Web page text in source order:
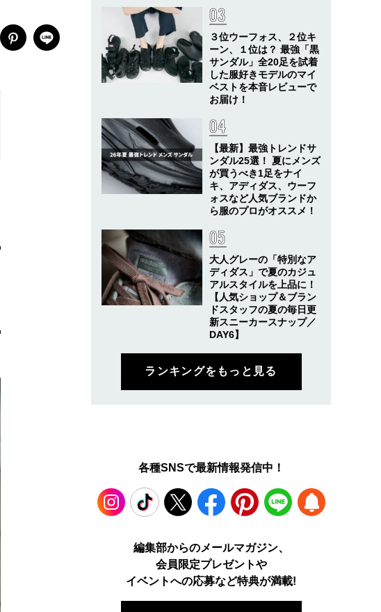
３位ウーフォス、２位キ
ーン、１位は？ 最強「黒
サンダル」全20足を試着
した服好きモデルのマイ
ベストを本音レビューで
お届け！
【最新】最強トレンドサ
ンダル25選！ 夏にメンズ
が買うべき1足をナイ
キ、アディダス、ウーフ
ォスなど人気ブランドか
ら服のプロがオススメ！
大人グレーの「特別なア
ディダス」で夏のカジュ
アルスタイルを上品に！
【人気ショップ＆ブラン
ドスタッフの夏の毎日更
新スニーカースナップ／
DAY6】
ランキングをもっと見る
各種SNSで最新情報発信中！
TikTok Facebook Pinterest LINE
編集部からのメールマガジン、
会員限定プレゼントや
イベントへの応募など特典が満載!